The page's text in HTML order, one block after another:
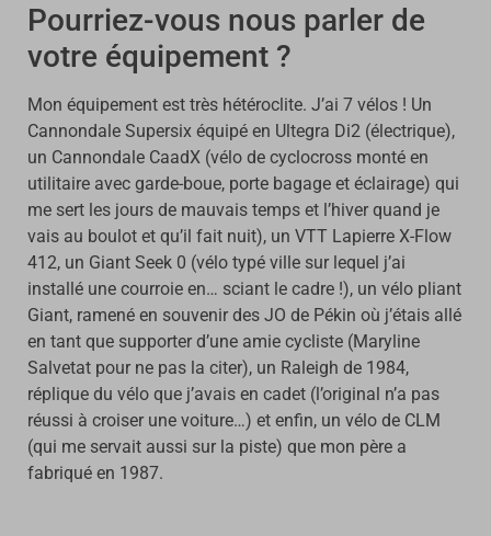
Pourriez-vous nous parler de
votre équipement ?
Mon équipement est très hétéroclite. J’ai 7 vélos ! Un
Cannondale Supersix équipé en Ultegra Di2 (électrique),
un Cannondale CaadX (vélo de cyclocross monté en
utilitaire avec garde-boue, porte bagage et éclairage) qui
me sert les jours de mauvais temps et l’hiver quand je
vais au boulot et qu’il fait nuit), un VTT Lapierre X-Flow
412, un Giant Seek 0 (vélo typé ville sur lequel j’ai
installé une courroie en… sciant le cadre !), un vélo pliant
Giant, ramené en souvenir des JO de Pékin où j’étais allé
en tant que supporter d’une amie cycliste (Maryline
Salvetat pour ne pas la citer), un Raleigh de 1984,
réplique du vélo que j’avais en cadet (l’original n’a pas
réussi à croiser une voiture…) et enfin, un vélo de CLM
(qui me servait aussi sur la piste) que mon père a
fabriqué en 1987.